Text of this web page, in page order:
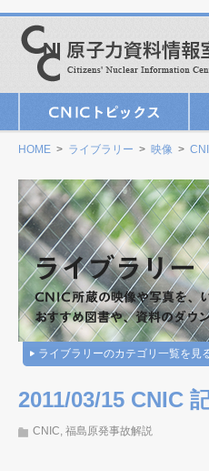
HOME > ライブラリー > 映像 >
ライブラリーのカテゴリ一覧を見
2011/03/15 CNIC
CNIC, 福島原発事故解説